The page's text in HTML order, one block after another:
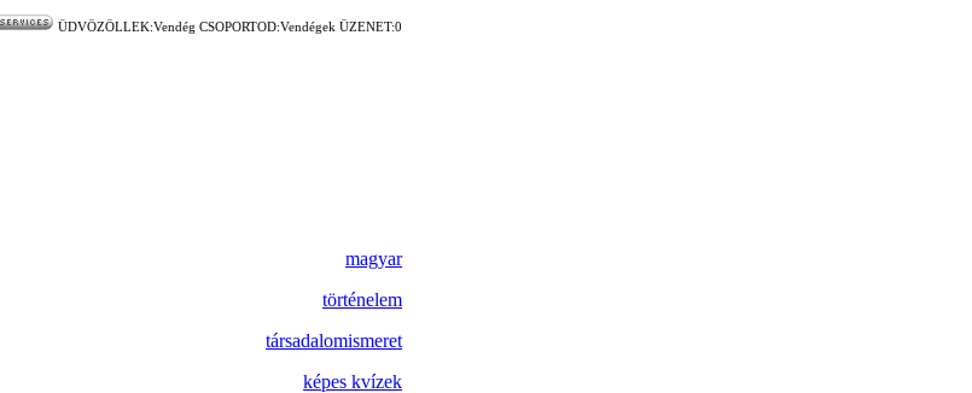
ÜDVÖZÖLLEK:Vendég CSOPORTOD:Vendégek ÜZENET:0
magyar
történelem
társadalomismeret
képes kvízek